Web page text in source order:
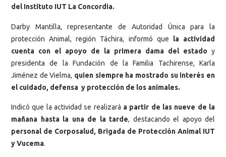
del Instituto IUT La Concordia.
Darby Mantilla, representante de Autoridad Única para la
protección Animal, región Táchira, informó que la actividad
cuenta con el apoyo de la primera dama del estado y
presidenta de la Fundación de la Familia Tachirense, Karla
Jiménez de Vielma, quien siempre ha mostrado su interés en
el cuidado, defensa y protección de los animales.
Indicó que la actividad se realizará a partir de las nueve de la
mañana hasta la una de la tarde, destacando el apoyo del
personal de Corposalud, Brigada de Protección Animal IUT
y Vucema.